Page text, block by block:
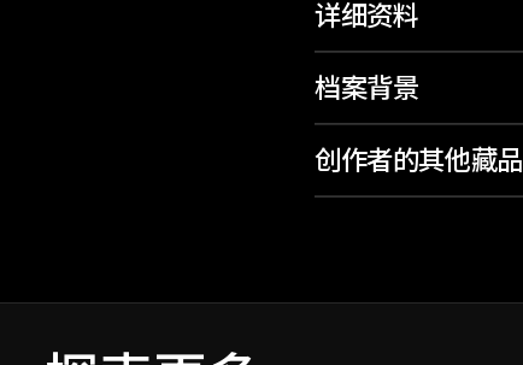
详细资料
档案背景
创作者的其他藏品